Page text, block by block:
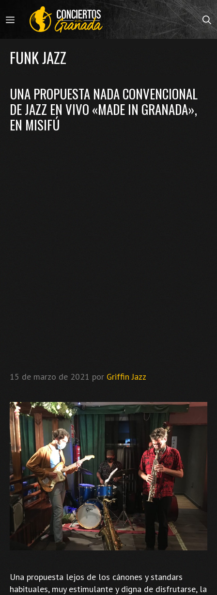
al
contenido
MENÚ
FUNK JAZZ
UNA PROPUESTA NADA CONVENCIONAL
DE JAZZ EN VIVO «MADE IN GRANADA»,
EN MISIFÚ
15 de marzo de 2021 por Griffin Jazz
Una propuesta lejos de los cánones y standars
habituales, muy estimulante y digna de disfrutarse, la